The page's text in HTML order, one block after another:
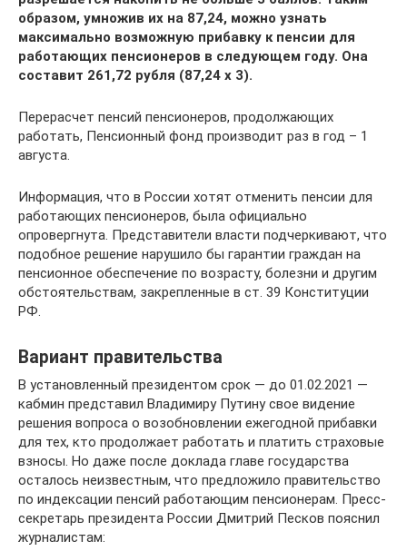
образом, умножив их на 87,24, можно узнать
максимально возможную прибавку к пенсии для
работающих пенсионеров в следующем году. Она
составит 261,72 рубля (87,24 х 3).
Перерасчет пенсий пенсионеров, продолжающих
работать, Пенсионный фонд производит раз в год – 1
августа.
Информация, что в России хотят отменить пенсии для
работающих пенсионеров, была официально
опровергнута. Представители власти подчеркивают, что
подобное решение нарушило бы гарантии граждан на
пенсионное обеспечение по возрасту, болезни и другим
обстоятельствам, закрепленные в ст. 39 Конституции
РФ.
Вариант правительства
В установленный президентом срок — до 01.02.2021 —
кабмин представил Владимиру Путину свое видение
решения вопроса о возобновлении ежегодной прибавки
для тех, кто продолжает работать и платить страховые
взносы. Но даже после доклада главе государства
осталось неизвестным, что предложило правительство
по индексации пенсий работающим пенсионерам. Пресс-
секретарь президента России Дмитрий Песков пояснил
журналистам: